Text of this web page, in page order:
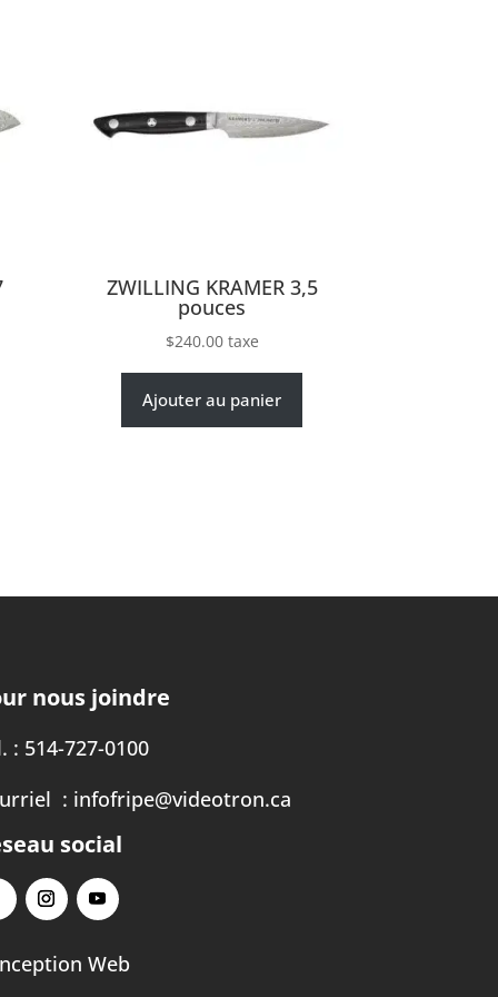
ZWILLING KRAMER 3,5
pouces
$240.00 taxe
Ajouter au panier
nous joindre
: 514-727-0100
: infofripe@videotron.ca
social
Web